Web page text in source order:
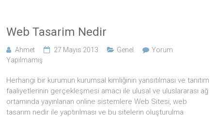
Web Tasarim Nedir
Ahmet 27 Mayıs 2013 Genel
Yorum
Yapılmamış
Herhangi bir kurumun kurumsal kimliğinin yansıtılması ve tanıtım
faaliyetlerinin gerçekleşmesi amacı ile ulusal ve uluslararası ağ
ortamında yayınlanan online sistemlere Web Sitesi, web
tasarım nedir ile yaptırılması ve bu sitelerin oluşturulma